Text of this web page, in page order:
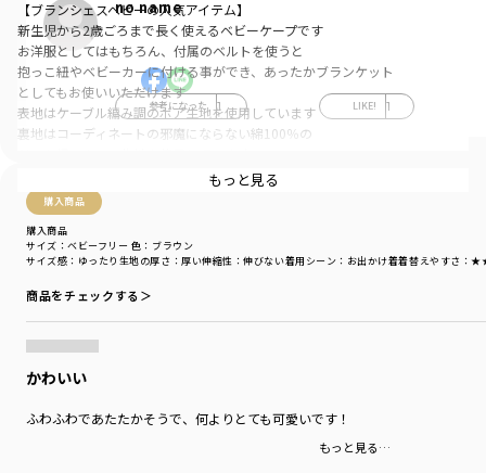
no name
参考になった 1 LIKE! 1
購入商品
購入商品
サイズ感 ：ゆったり 生地の厚さ ：厚い伸縮性 ：伸びない着用シーン ：お出かけ着着替えやすさ ：
サイズ：ベビーフリー 色：ブラウン
商品をチェックする＞
かわいい
ふわふわであたたかそうで、何よりとても可愛いです！
もっと見る…
【ブランシェスベビーの人気アイテム】
新生児から2歳ごろまで長く使えるベビーケープです
お洋服としてはもちろん、付属のベルトを使うと
抱っこ紐やベビーカーに付ける事ができ、あったかブランケット
としてもお使いいただけます
表地はケーブル編み調のボア生地を使用しています
裏地はコーディネートの邪魔にならない綿100％の
フード部分はくま耳仕様でフードを被ると可愛さ倍増♡
-----
伸縮性：あり
裏地：あり
ポケット：なし
こちらの商品のBABY FREEサイズは新生児から2歳ごろのお子様が着用可能な
もっと見る